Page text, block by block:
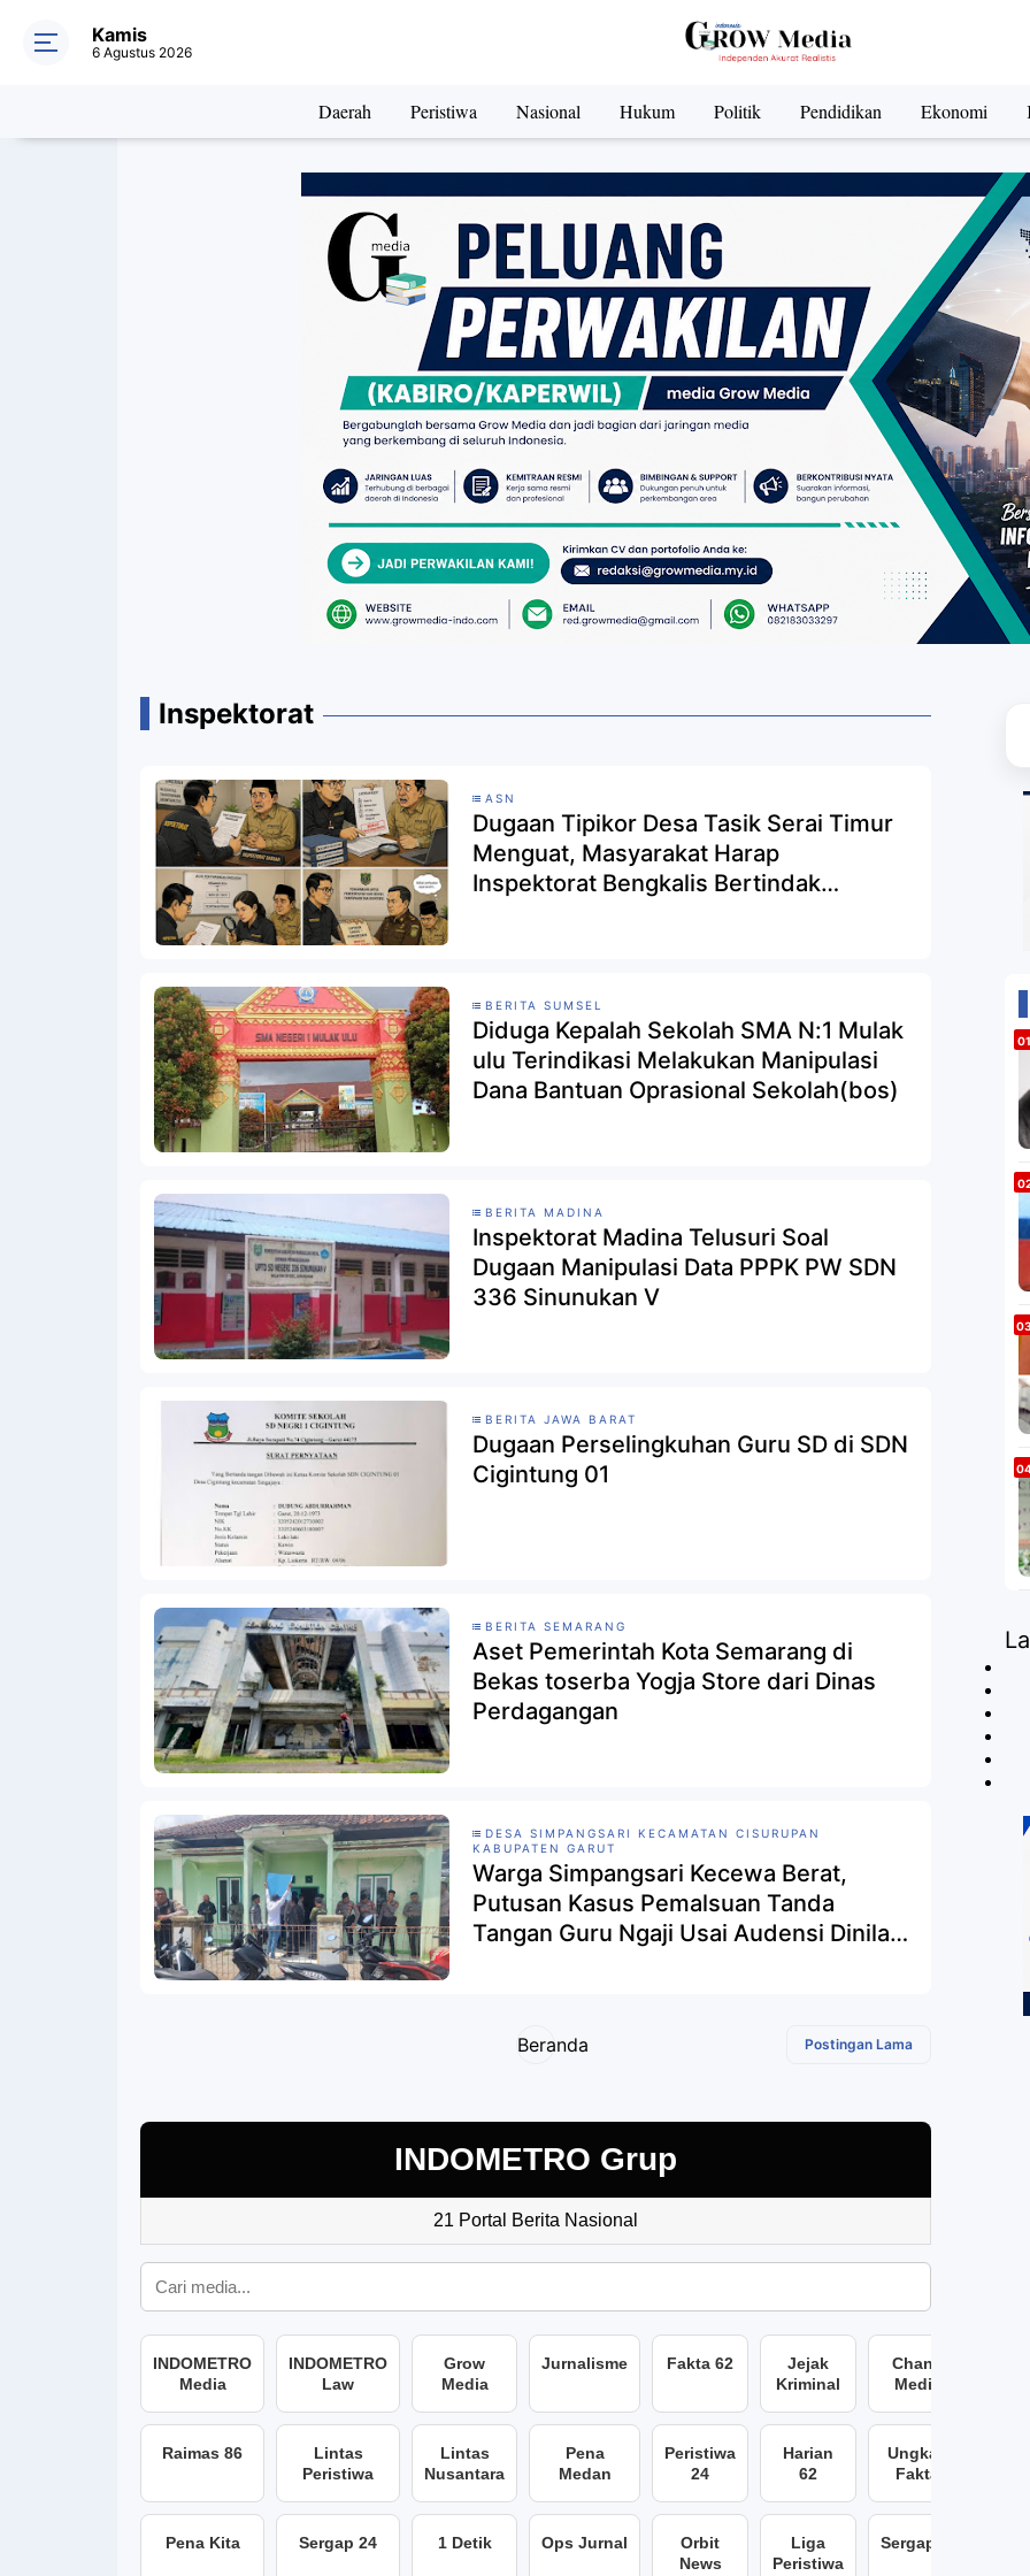
Kamis
6 Agustus 2026
Daerah Peristiwa Nasional Hukum Politik Pendidikan Ekonomi
Inspektorat
ASN
Dugaan Tipikor Desa Tasik Serai Timur
Menguat, Masyarakat Harap
Inspektorat Bengkalis Bertindak
BERITA SUMSEL
Diduga Kepalah Sekolah SMA N:1 Mulak
ulu Terindikasi Melakukan Manipulasi
Dana Bantuan Oprasional Sekolah(bos)
BERITA MADINA
Inspektorat Madina Telusuri Soal
Dugaan Manipulasi Data PPPK PW SDN
336 Sinunukan V
BERITA JAWA BARAT
Dugaan Perselingkuhan Guru SD di SDN
Cigintung 01
BERITA SEMARANG
Aset Pemerintah Kota Semarang di
Bekas toserba Yogja Store dari Dinas
Perdagangan
DESA SIMPANGSARI KECAMATAN CISURUPAN
KABUPATEN GARUT
Warga Simpangsari Kecewa Berat,
Putusan Kasus Pemalsuan Tanda
Tangan Guru Ngaji Usai Audensi Dinilai
Postingan Lama
Beranda
INDOMETRO Grup
21 Portal Berita Nasional
INDOMETRO
Media
INDOMETRO
Law
Grow
Media
Jurnalisme Fakta 62
Jejak
Kriminal
Chans
Media
Raimas 86
Lintas
Peristiwa
Lintas
Nusantara
Pena
Medan
Peristiwa
24
Harian
62
Ungkap
Fakta
Pena Kita Sergap 24 1 Detik Ops Jurnal
Orbit
News
Liga
Peristiwa
Sergap86